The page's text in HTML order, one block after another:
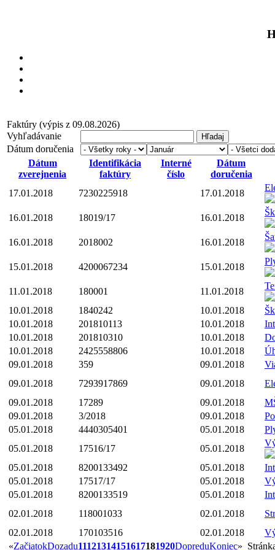
Faktúry (výpis z 09.08.2026)
Vyhľadávanie
Dátum doručenia
Dátum
zverejnenia
Identifikácia
faktúry
Interné
číslo
Dátum
doručenia
«ZačiatokDozadu11121314151617181920DopreduKoniec»
17.01.2018 7230225918 17.01.2018
16.01.2018 18019/17 16.01.2018
16.01.2018 2018002 16.01.2018
15.01.2018 4200067234 15.01.2018
11.01.2018 180001 11.01.2018
10.01.2018 1840242 10.01.2018
10.01.2018
201810113 10.01.2018
10.01.2018
201810310 10.01.2018
10.01.2018
2425558806 10.01.2018
09.01.2018
359 09.01.2018
09.01.2018
7293917869 09.01.2018
09.01.2018
17289 09.01.2018
09.01.2018
3/2018 09.01.2018
05.01.2018
4440305401 05.01.2018
05.01.2018
17516/17 05.01.2018
05.01.2018 8200133492 05.01.2018
05.01.2018
17517/17 05.01.2018
05.01.2018
8200133519 05.01.2018
02.01.2018
118001033 02.01.2018
02.01.2018
170103516 02.01.2018